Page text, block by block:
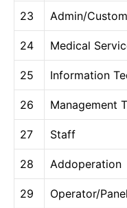
23 Admin/
24 Medical
25 Information
26 Management
27 Staff
28 Addoperation
29 Operator/